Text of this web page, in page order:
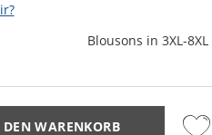
Blousons in 3XL-8XL
WARENKORB